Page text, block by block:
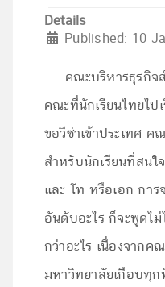
Details
Published: 10
คณะบริหารธุรกิจส
คณะที่นักเรียนไทยไป
ขอวีซ่าเข้าประเทศ
สำหรับนักเรียนที่สนใ
และ โท หรือเอก การ
อันดับอะไร ก็จะพูดไม่
กว่าอะไร เนื่องจากค
มหาวิทยาลัยเกือบทุ